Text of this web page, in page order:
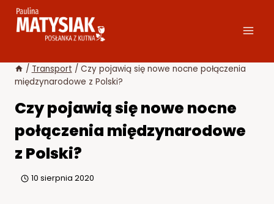
Przejdź
/ Transport / Czy pojawią się nowe nocne połączenia
międzynarodowe z Polski?
Czy pojawią się nowe nocne
połączenia międzynarodowe
z Polski?
10 sierpnia 2020